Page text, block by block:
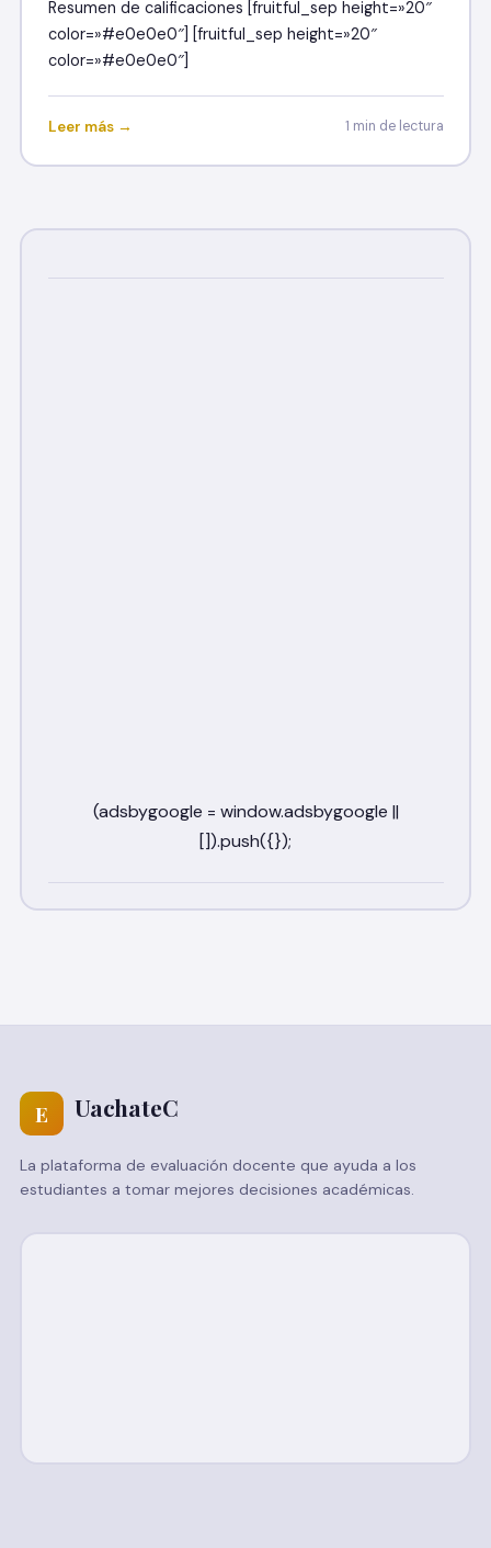
Resumen de calificaciones [fruitful_sep height=»20″
color=»#e0e0e0″] [fruitful_sep height=»20″
color=»#e0e0e0″]
Leer más → 1 min de lectura
E UachateC
La plataforma de evaluación docente que ayuda a los
estudiantes a tomar mejores decisiones académicas.